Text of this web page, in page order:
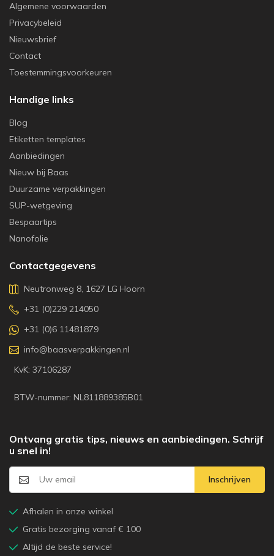
Algemene voorwaarden
Privacybeleid
Nieuwsbrief
Contact
Toestemmingsvoorkeuren
Handige links
Blog
Etiketten templates
Aanbiedingen
Nieuw bij Baas
Duurzame verpakkingen
SUP-wetgeving
Bespaartips
Nanofolie
Contactgegevens
Neutronweg 8, 1627 LG Hoorn
+31 (0)229 214050
+31 (0)6 11481879
info@baasverpakkingen.nl
KvK: 37106287
BTW-nummer: NL811889385B01
Ontvang gratis tips, nieuws en aanbiedingen. Schrijf
u snel in!
Inschrijven
Afhalen in onze winkel
Gratis bezorging vanaf € 100
Altijd de beste service!